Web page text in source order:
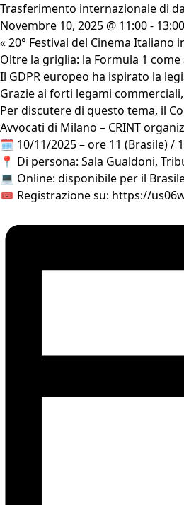
Trasferimento internazionale di
Novembre 10, 2025 @ 11:00- 13:00
«20° Festival del Cinema Italiano
Oltre la griglia: la Formula 1
Il GDPR europeo ha ispirato la
Grazie ai forti legami
Per discutere di questo tema, il
Avvocati di Milano – CRINT
🗓 10/11/2025 – ore 11 (Brasile) /
📍 Di persona: Sala Gualdoni,
💻 Online: disponibile per il
🎟 Registrazione su: https://